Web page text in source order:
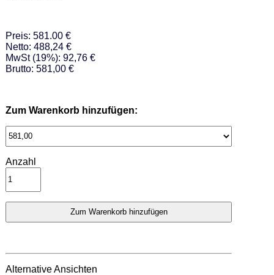
Preis: 581.00 €
Netto: 488,24 €
MwSt (19%): 92,76 €
Brutto: 581,00 €
Zum Warenkorb hinzufügen:
Anzahl
Alternative Ansichten